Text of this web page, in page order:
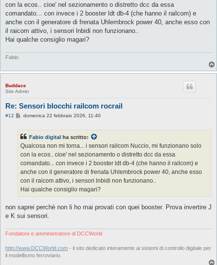
a
g
i
o
con la ecos.. cioe' nel sezionamento o distretto dcc da essa
comandato... con invece i 2 booster ldt db-4 (che hanno il railcom) e
anche con il generatore di frenata Uhlembrock power 40, anche esso con
il raicom attivo, i sensori lnbidi non funzionano..
Hai qualche consiglio magari?
Fabio.
Buddace
Site Admin
Re: Sensori blocchi railcom rocrail
#12
M
a
g
g
i
o
domenica 22 febbraio 2026, 11:40
Fabio digital ha scritto:
Qualcosa non mi torna... i sensori railcom Nuccio, mi funzionano solo
con la ecos.. cioe' nel sezionamento o distretto dcc da essa
comandato... con invece i 2 booster ldt db-4 (che hanno il railcom) e
anche con il generatore di frenata Uhlembrock power 40, anche esso
con il raicom attivo, i sensori lnbidi non funzionano..
Hai qualche consiglio magari?
non saprei perchè non li ho mai provati con quei booster. Prova invertire J
e K sui sensori.
Fondatore e amministratore di DCCWorld
http://www.DCCWorld.com - il sito dedicato interamente ai sistemi di controllo digitale per
il modellismo ferroviario.